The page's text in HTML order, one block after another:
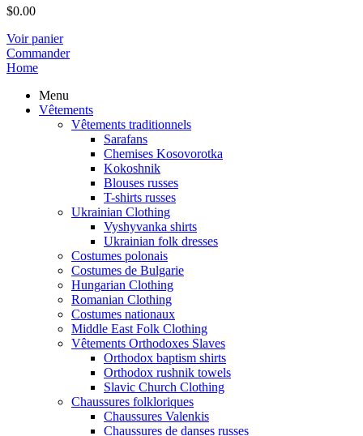
$0.00
Voir panier
Commander
Home
Menu
Vêtements
Vêtements traditionnels
Sarafans
Chemises Kosovorotka
Kokoshnik
Blouses russes
T-shirts russes
Ukrainian Clothing
Vyshyvanka shirts
Ukrainian folk dresses
Costumes polonais
Costumes de Bulgarie
Hungarian Clothing
Romanian Clothing
Costumes nationaux
Middle East Folk Clothing
Vêtements Orthodoxes Slaves
Orthodox baptism shirts
Orthodox rushnik towels
Slavic Church Clothing
Chaussures folkloriques
Chaussures Valenkis
Chaussures de danses russes